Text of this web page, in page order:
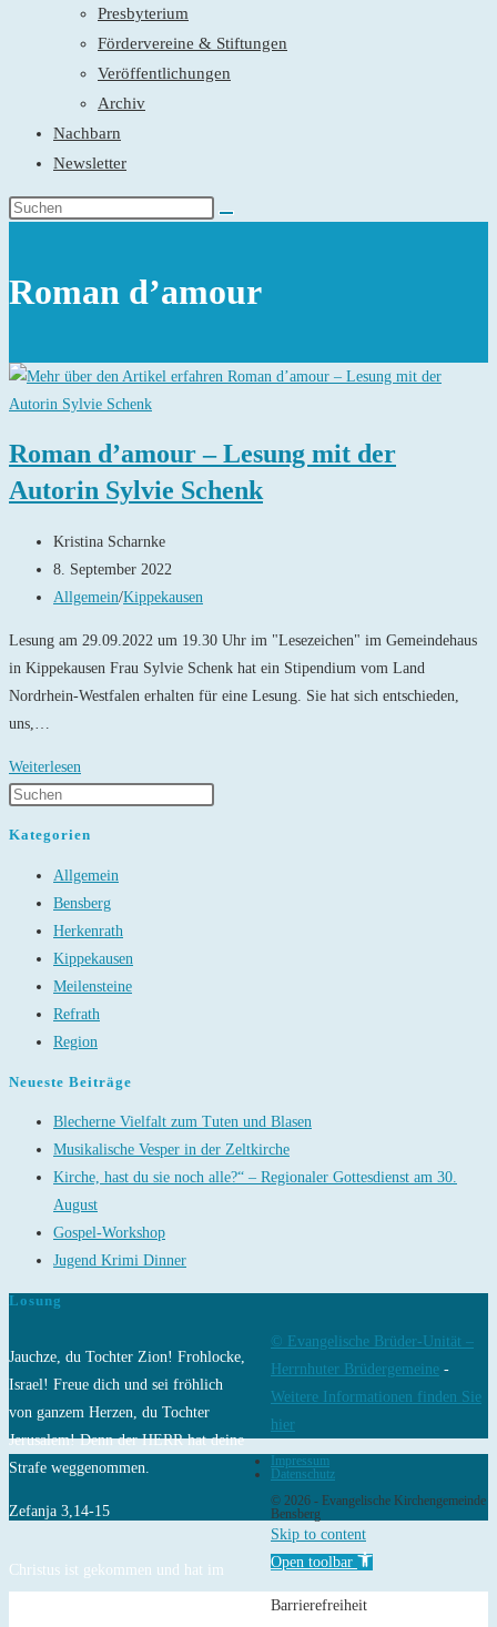
Presbyterium
Fördervereine & Stiftungen
Veröffentlichungen
Archiv
Nachbarn
Newsletter
Roman d’amour
Roman d’amour – Lesung mit der
Autorin Sylvie Schenk
Beitrags-
Autor:
Kristina Scharnke
Beitrag
veröffentlicht:
8. September 2022
Beitrags-
Allgemein/Kippekausen
Lesung am 29.09.2022 um 19.30 Uhr im "Lesezeichen" im Gemeindehaus
in Kippekausen Frau Sylvie Schenk hat ein Stipendium vom Land
Nordrhein-Westfalen erhalten für eine Lesung. Sie hat sich entschieden,
uns,…
Weiterlesen
mit
der
Autorin
Sylvie
Schenk
Kategorien
Allgemein
Bensberg
Herkenrath
Kippekausen
Meilensteine
Refrath
Region
Neueste Beiträge
Blecherne Vielfalt zum Tuten und Blasen
Musikalische Vesper in der Zeltkirche
Kirche, hast du sie noch alle?“ – Regionaler Gottesdienst am 30.
August
Gospel-Workshop
Jugend Krimi Dinner
Losung
Jauchze, du Tochter Zion! Frohlocke,
Israel! Freue dich und sei fröhlich
von ganzem Herzen, du Tochter
Jerusalem! Denn der HERR hat deine
Strafe weggenommen.
Zefanja 3,14-15
Christus ist gekommen und hat im
© Evangelische Brüder-Unität –
Herrnhuter Brüdergemeine -
Weitere Informationen finden Sie
hier
Impressum
Datenschutz
© 2026 - Evangelische Kirchengemeinde
Bensberg
Skip to content
Open toolbar
Barrierefreiheit